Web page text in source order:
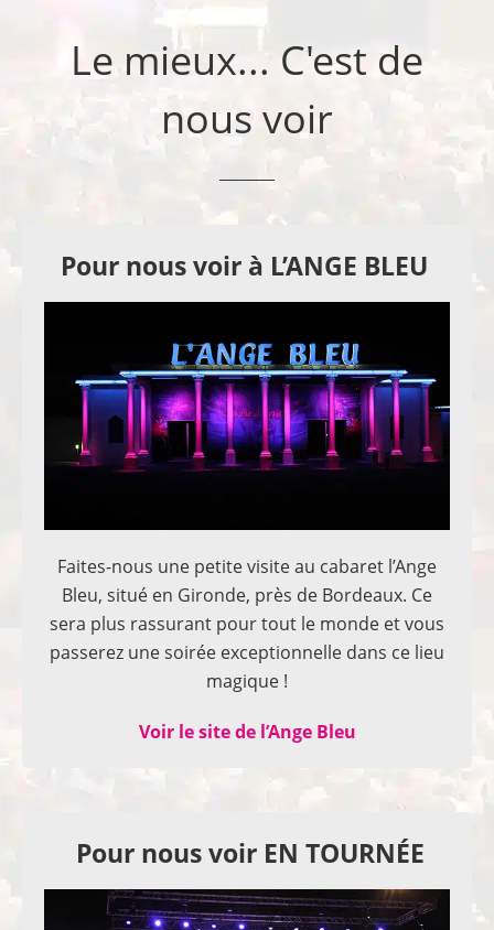
Le mieux... C'est de
nous voir
Pour nous voir à L’ANGE BLEU
Faites-nous une petite visite au cabaret l’Ange
Bleu, situé en Gironde, près de Bordeaux. Ce
sera plus rassurant pour tout le monde et vous
passerez une soirée exceptionnelle dans ce lieu
magique !
Voir le site de l’Ange Bleu
Pour nous voir EN TOURNÉE